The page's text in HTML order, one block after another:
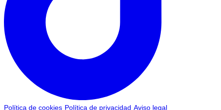
Política de cookies Política de privacidad Aviso legal